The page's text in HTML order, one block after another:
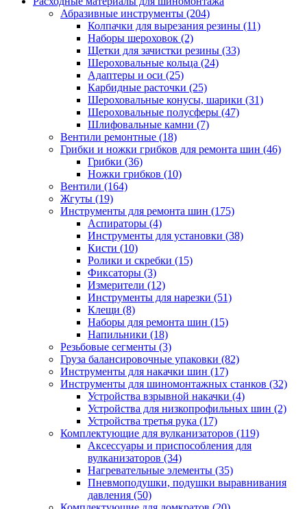
Абразивные инструменты (204)
Колпачки для вырезания резины (11)
Наборы шероховок (2)
Щетки для зачистки резины (33)
Шероховальные кольца (24)
Адаптеры и оси (25)
Карбидные расточки (25)
Шероховальные конусы, шарики (31)
Шероховальные полусферы (47)
Шлифовальные камни (7)
Вентили ремонтные (18)
Грибки и ножки грибков для ремонта шин (46)
Грибки (36)
Ножки грибков (10)
Вентили (164)
Жгуты (19)
Инструменты для ремонта шин (175)
Аспираторы (4)
Инструменты для установки (38)
Кисти (10)
Ролики и скребки (15)
Фиксаторы (3)
Измерители (12)
Инструменты для нарезки (51)
Клещи (8)
Наборы для ремонта шин (15)
Напильники (18)
Резьбовые сегменты (3)
Груза балансировочные упаковки (82)
Инструменты для накачки шин (17)
Инструменты для шиномонтажных станков (32)
Устройства взрывной накачки (4)
Устройства для низкопрофильных шин (2)
Устройства третья рука (17)
Комплектующие для вулканизаторов (119)
Аксессуары и приспособления для
вулканизаторов (34)
Нагревательные элементы (35)
Пневмоподушки, подушки выравнивания
давления (50)